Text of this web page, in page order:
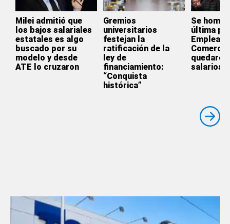
Milei admitió que
los bajos salariales
estatales es algo
buscado por su
modelo y desde
ATE lo cruzaron
Gremios
universitarios
festejan la
ratificación de la
ley de
financiamiento:
“Conquista
histórica”
Se
última
salarios